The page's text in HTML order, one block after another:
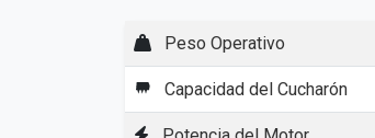
Peso Operativo
Capacidad del Cucharón